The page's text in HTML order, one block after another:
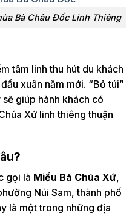
Bà Châu Đốc Linh Thiêng
tâm linh thu hút du khách
xuân năm mới. “Bỏ túi”
giúp hành khách có
Xứ linh thiêng thuận
gọi là Miếu Bà Chúa Xứ,
Núi Sam, thành phố
là một trong những địa